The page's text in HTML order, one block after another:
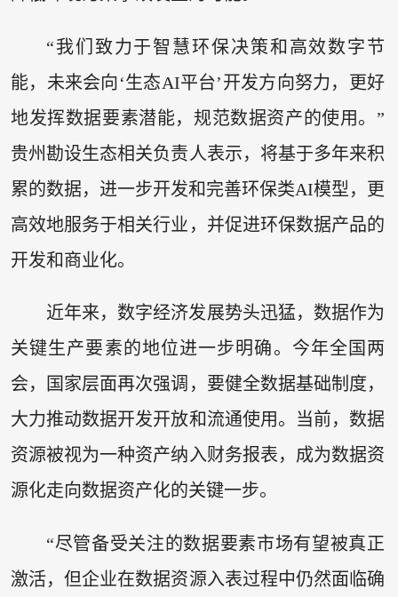
“我们致力于智慧环保决策和高效数字节
能，未来会向‘生态AI平台’开发方向努力，更好
地发挥数据要素潜能，规范数据资产的使用。”
贵州勘设生态相关负责人表示，将基于多年来积
累的数据，进一步开发和完善环保类AI模型，更
高效地服务于相关行业，并促进环保数据产品的
开发和商业化。
近年来，数字经济发展势头迅猛，数据作为
关键生产要素的地位进一步明确。今年全国两
会，国家层面再次强调，要健全数据基础制度，
大力推动数据开发开放和流通使用。当前，数据
资源被视为一种资产纳入财务报表，成为数据资
源化走向数据资产化的关键一步。
“尽管备受关注的数据要素市场有望被真正
激活，但企业在数据资源入表过程中仍然面临确